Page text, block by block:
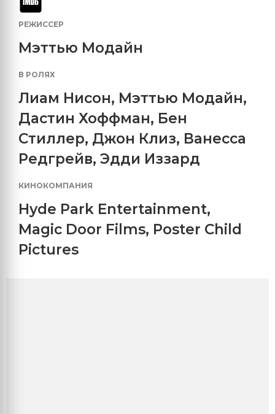
РЕЖИССЕР
Мэттью Модайн
В РОЛЯХ
Лиам Нисон, Мэттью Модайн,
Дастин Хоффман, Бен
Стиллер, Джон Клиз, Ванесса
Редгрейв, Эдди Иззард
КИНОКОМПАНИЯ
Hyde Park Entertainment,
Magic Door Films, Poster Child
Pictures